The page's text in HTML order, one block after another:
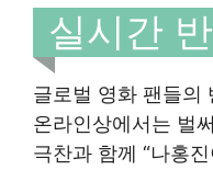
실시간
글로벌 영화 팬들의
온라인상에서는 벌
극찬과 함께 “나홍